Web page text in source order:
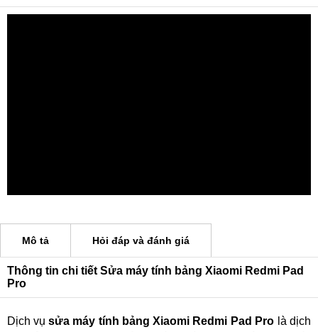
Mô tả Hỏi đáp và đánh giá
Thông tin chi tiết Sửa máy tính bảng Xiaomi Redmi Pad
Pro
Dịch vụ sửa máy tính bảng Xiaomi Redmi Pad Pro là dịch